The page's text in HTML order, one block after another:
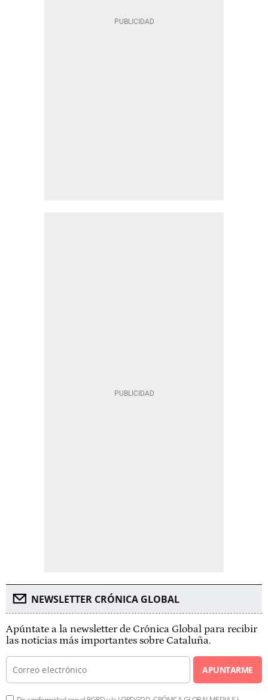
NEWSLETTER CRÓNICA GLOBAL
Apúntate a la newsletter de Crónica Global para recibir
las noticias más importantes sobre Cataluña.
APUNTARME